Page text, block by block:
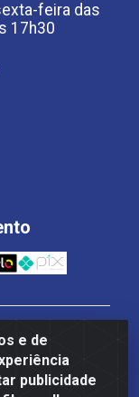
e de
publicidade
feira das
17h30
0001-93 -
13, 14 Ao 32,
DF - CEP